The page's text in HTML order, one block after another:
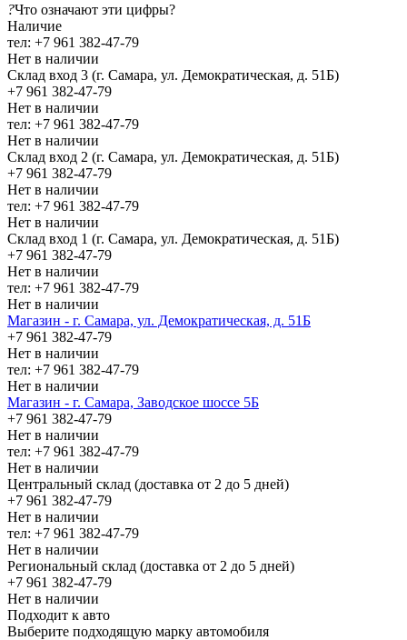
?Что означают эти цифры?
Наличие
тел: +7 961 382-47-79
Нет в наличии
Склад вход 3 (г. Самара, ул. Демократическая, д. 51Б)
+7 961 382-47-79
Нет в наличии
тел: +7 961 382-47-79
Нет в наличии
Склад вход 2 (г. Самара, ул. Демократическая, д. 51Б)
+7 961 382-47-79
Нет в наличии
тел: +7 961 382-47-79
Нет в наличии
Склад вход 1 (г. Самара, ул. Демократическая, д. 51Б)
+7 961 382-47-79
Нет в наличии
тел: +7 961 382-47-79
Нет в наличии
Магазин - г. Самара, ул. Демократическая, д. 51Б
+7 961 382-47-79
Нет в наличии
тел: +7 961 382-47-79
Нет в наличии
Магазин - г. Самара, Заводское шоссе 5Б
+7 961 382-47-79
Нет в наличии
тел: +7 961 382-47-79
Нет в наличии
Центральный склад (доставка от 2 до 5 дней)
+7 961 382-47-79
Нет в наличии
тел: +7 961 382-47-79
Нет в наличии
Региональный склад (доставка от 2 до 5 дней)
+7 961 382-47-79
Нет в наличии
Подходит к авто
Выберите подходящую марку автомобиля